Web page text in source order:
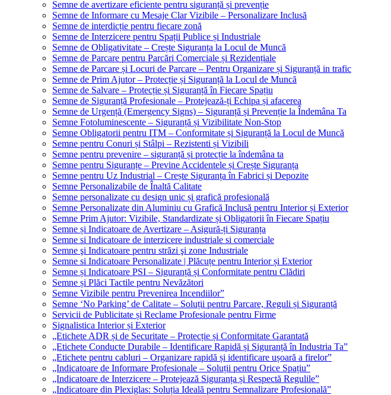
Semne de avertizare eficiente pentru siguranță și prevenție
Semne de Informare cu Mesaje Clar Vizibile – Personalizare Inclusă
Semne de interdicție pentru fiecare zonă
Semne de Interzicere pentru Spații Publice și Industriale
Semne de Obligativitate – Crește Siguranța la Locul de Muncă
Semne de Parcare pentru Parcări Comerciale și Rezidențiale
Semne de Parcare și Locuri de Parcare – Pentru Organizare și Siguranță in trafic
Semne de Prim Ajutor – Protecție și Siguranță la Locul de Muncă
Semne de Salvare – Protecție și Siguranță în Fiecare Spațiu
Semne de Siguranță Profesionale – Protejează-ți Echipa și afacerea
Semne de Urgență (Emergency Signs) – Siguranță și Prevenție la Îndemâna Ta
Semne Fotoluminescente – Siguranță și Vizibilitate Non-Stop
Semne Obligatorii pentru ITM – Conformitate și Siguranță la Locul de Muncă
Semne pentru Conuri și Stâlpi – Rezistenti și Vizibili
Semne pentru prevenire – siguranță și protecție la îndemâna ta
Semne pentru Siguranțe – Previne Accidentele și Crește Siguranța
Semne pentru Uz Industrial – Crește Siguranța în Fabrici și Depozite
Semne Personalizabile de Înaltă Calitate
Semne personalizate cu design unic și grafică profesională
Semne Personalizate din Aluminiu cu Grafică Inclusă pentru Interior și Exterior
Semne Prim Ajutor: Vizibile, Standardizate și Obligatorii în Fiecare Spațiu
Semne și Indicatoare de Avertizare – Asigură-ți Siguranța
Semne si Indicatoare de interzicere industriale si comerciale
Semne şi Indicatoare pentru străzi şi zone Industriale
Semne si Indicatoare Personalizate | Plăcuțe pentru Interior și Exterior
Semne și Indicatoare PSI – Siguranță și Conformitate pentru Clădiri
Semne și Plăci Tactile pentru Nevăzători
Semne Vizibile pentru Prevenirea Incendiilor”
Semne ‘No Parking’ de Calitate – Soluții pentru Parcare, Reguli și Siguranță
Servicii de Publicitate și Reclame Profesionale pentru Firme
Signalistica Interior și Exterior
„Etichete ADR și de Securitate – Protecție și Conformitate Garantată
„Etichete Conducte Durabile – Identificare Rapidă și Siguranță în Industria Ta”
„Etichete pentru cabluri – Organizare rapidă și identificare ușoară a firelor”
„Indicatoare de Informare Profesionale – Soluții pentru Orice Spațiu”
„Indicatoare de Interzicere – Protejează Siguranța și Respectă Regulile”
„Indicatoare din Plexiglas: Soluția Ideală pentru Semnalizare Profesională”